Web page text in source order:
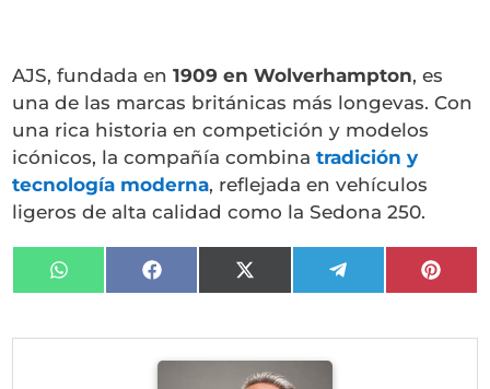
AJS, fundada en1909 en Wolverhampton, es
una de las marcas británicas más longevas. Con
una rica historia en competición y modelos
icónicos, la compañía combinatradición y
tecnología moderna, reflejada en vehículos
ligeros de alta calidad como la Sedona 250.
Compartir
en
Compartir
en
Compartir
en
(Twitter)
Compartir
en
en